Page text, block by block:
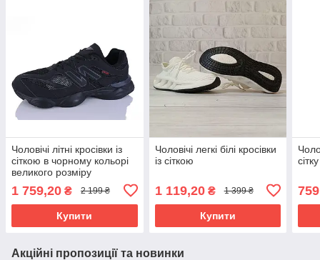
Чоловічі літні кросівки із
сіткою в чорному кольорі
великого розміру
1 759,20 ₴ 2 199 ₴
Купити
Чоловічі легкі білі кросівки
із сіткою
1 119,20₴ 1 399 ₴
Купити
сітку
Акційні пропозиції та новинки